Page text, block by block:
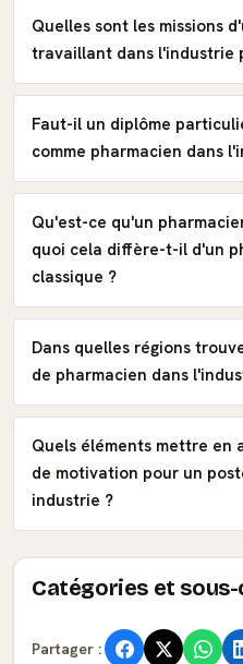
Quelles sont les missions
travaillant dans l'industrie
Faut-il un diplôme
comme pharmacien dans
Qu'est-ce qu'un
quoi cela diffère-t-il d'un
classique ?
Dans quelles régions
de pharmacien dans
Quels éléments mettre en
de motivation pour un
industrie ?
Catégories et
Partager :